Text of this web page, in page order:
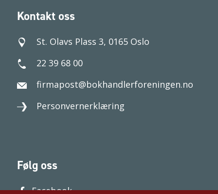
Kontakt oss
St. Olavs Plass 3, 0165 Oslo
22 39 68 00
firmapost@bokhandlerforeningen.no
Personvernerklæring
Følg oss
Facebook